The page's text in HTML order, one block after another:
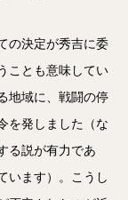
の決定が秀吉に委
ことも意味してい
地域に、戦闘の停
を発しました（な
る説が有力であ
います）。こうし